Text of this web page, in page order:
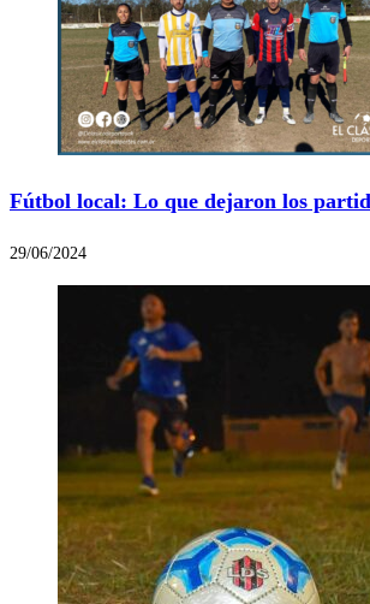
Fútbol local: Lo que dejaron los
29/06/2024